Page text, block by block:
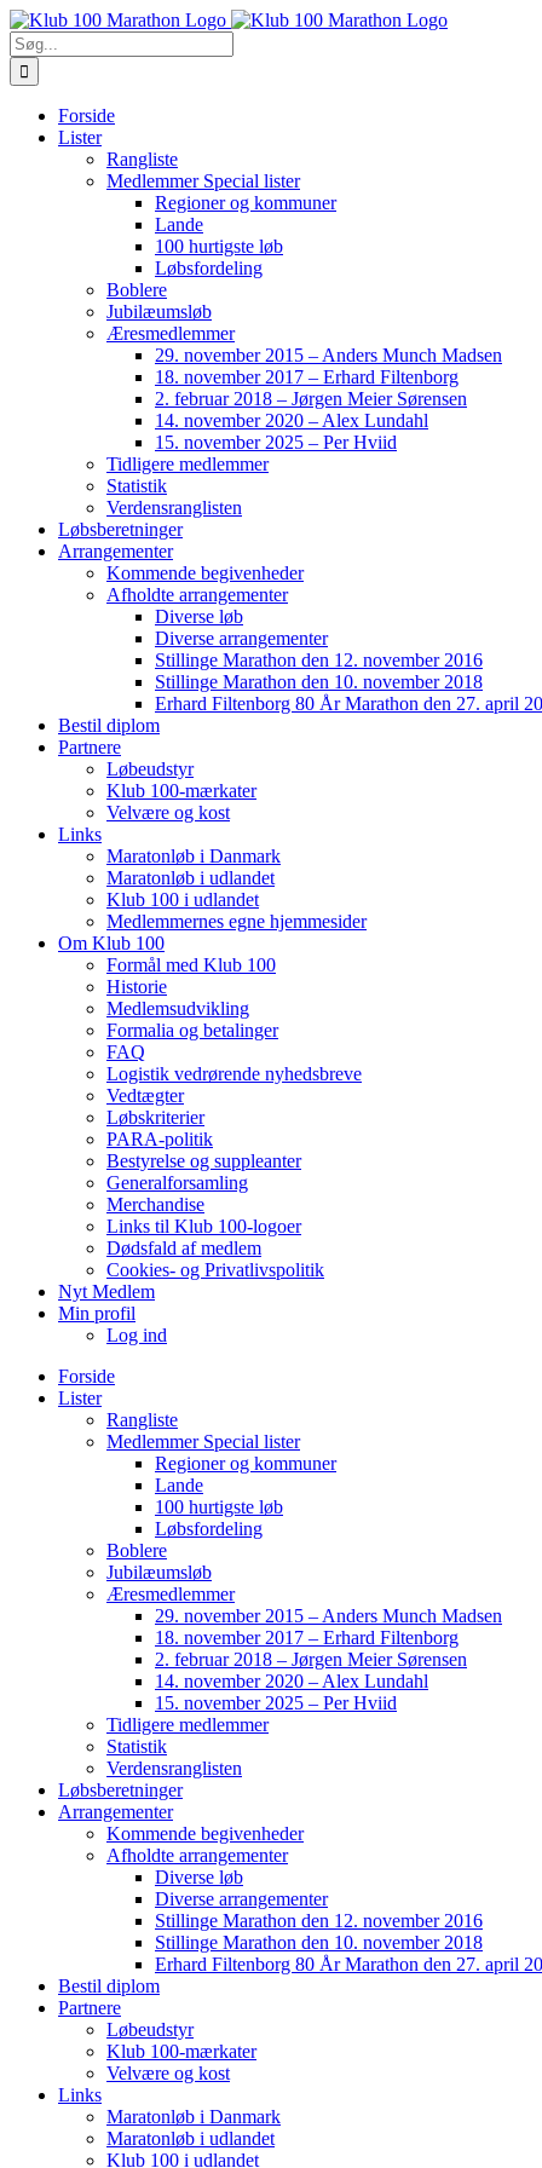
Skip
to
content
Søg
efter:
Forside
Lister
Rangliste
Medlemmer Special lister
Regioner og kommuner
Lande
100 hurtigste løb
Løbsfordeling
Boblere
Jubilæumsløb
Æresmedlemmer
29. november 2015 – Anders Munch Madsen
18. november 2017 – Erhard Filtenborg
2. februar 2018 – Jørgen Meier Sørensen
14. november 2020 – Alex Lundahl
15. november 2025 – Per Hviid
Tidligere medlemmer
Statistik
Verdensranglisten
Løbsberetninger
Arrangementer
Kommende begivenheder
Afholdte arrangementer
Diverse løb
Diverse arrangementer
Stillinge Marathon den 12. november 2016
Stillinge Marathon den 10. november 2018
Erhard Filtenborg 80 År Marathon den 27. april
Bestil diplom
Partnere
Løbeudstyr
Klub 100-mærkater
Velvære og kost
Links
Maratonløb i Danmark
Maratonløb i udlandet
Klub 100 i udlandet
Medlemmernes egne hjemmesider
Om Klub 100
Formål med Klub 100
Historie
Medlemsudvikling
Formalia og betalinger
FAQ
Logistik vedrørende nyhedsbreve
Vedtægter
Løbskriterier
PARA-politik
Bestyrelse og suppleanter
Generalforsamling
Merchandise
Links til Klub 100-logoer
Dødsfald af medlem
Cookies- og Privatlivspolitik
Nyt Medlem
Min profil
Log ind
Forside
Lister
Rangliste
Medlemmer Special lister
Regioner og kommuner
Lande
100 hurtigste løb
Løbsfordeling
Boblere
Jubilæumsløb
Æresmedlemmer
29. november 2015 – Anders Munch Madsen
18. november 2017 – Erhard Filtenborg
2. februar 2018 – Jørgen Meier Sørensen
14. november 2020 – Alex Lundahl
15. november 2025 – Per Hviid
Tidligere medlemmer
Statistik
Verdensranglisten
Løbsberetninger
Arrangementer
Kommende begivenheder
Afholdte arrangementer
Diverse løb
Diverse arrangementer
Stillinge Marathon den 12. november 2016
Stillinge Marathon den 10. november 2018
Erhard Filtenborg 80 År Marathon den 27. april
Bestil diplom
Partnere
Løbeudstyr
Klub 100-mærkater
Velvære og kost
Links
Maratonløb i Danmark
Maratonløb i udlandet
Klub 100 i udlandet